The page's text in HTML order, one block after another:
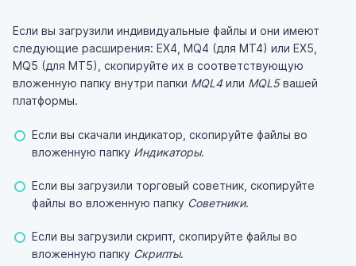
Если вы загрузили индивидуальные файлы и они имеют
следующие расширения: EX4, MQ4 (для MT4) или EX5,
MQ5 (для MT5), скопируйте их в соответствующую
вложенную папку внутри папки MQL4или MQL5вашей
платформы.
Если вы скачали индикатор, скопируйте файлы во
вложенную папку Индикаторы.
Если вы загрузили торговый советник, скопируйте
файлы во вложенную папку Советники.
Если вы загрузили скрипт, скопируйте файлы во
вложенную папку Скрипты.